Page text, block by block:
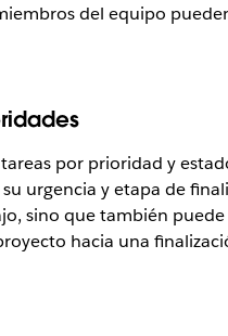
del equipo
por prioridad y
urgencia y etapa de
sino que también
hacia una